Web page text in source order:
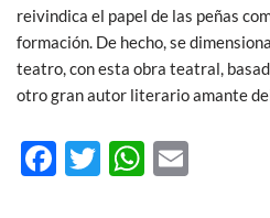
reivindica el papel de las peñas
formación. De hecho, se
teatro, con esta obra teatral,
otro gran autor literario amante del
F
T
W